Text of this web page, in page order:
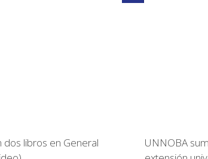
dos libros en General
UNNOBA